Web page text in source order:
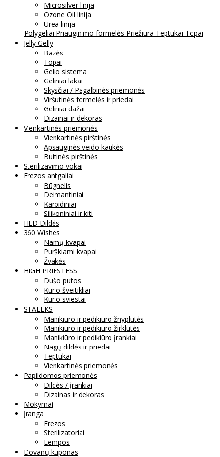
Microsilver linija
Ozone Oil linija
Urea linija
Polygeliai Priauginimo formelės Priežiūra Teptukai Topai
Jelly Gelly
Bazės
Topai
Gelio sistema
Geliniai lakai
Skysčiai / Pagalbinės priemonės
Viršutinės formelės ir priedai
Geliniai dažai
Dizainai ir dekoras
Vienkartinės priemonės
Vienkartinės pirštinės
Apsauginės veido kaukės
Buitinės pirštinės
Sterilizavimo vokai
Frezos antgaliai
Būgnelis
Deimantiniai
Karbidiniai
Silikoniniai ir kiti
HLD Dildės
360 Wishes
Namų kvapai
Purškiami kvapai
Žvakės
HIGH PRIESTESS
Dušo putos
Kūno šveitikliai
Kūno sviestai
STALEKS
Manikiūro ir pedikiūro žnyplutės
Manikiūro ir pedikiūro žirklutės
Manikiūro ir pedikiūro įrankiai
Nagų dildės ir priedai
Teptukai
Vienkartinės priemonės
Papildomos priemonės
Dildės / įrankiai
Dizainas ir dekoras
Mokymai
Įranga
Frezos
Sterilizatoriai
Lempos
Dovanų kuponas